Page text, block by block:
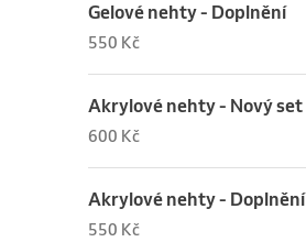
Gelové nehty - Doplnění
550 Kč
Akrylové nehty - Nový set
600 Kč
Akrylové nehty - Doplnění
550 Kč